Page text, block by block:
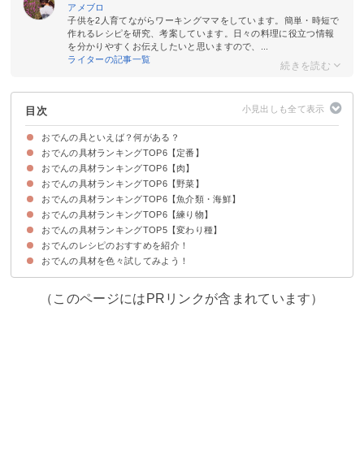
アメブロ
子供を2人育てながらワーキングママをしています。簡単・時短で
作れるレシピを研究、考案しています。日々の料理に役立つ情報
を分かりやすくお伝えしたいと思いますので、...
ライターの記事一覧
目次
おでんの具といえば？何がある？
おでんの具ランキングを関東・関西で比べてみよう
おでんの具材ランキングTOP6【定番】
6位：しらたき
5位：ちくわ
4位：こんにゃく
3位：餅入り巾着
2位：ゆで卵
1位：大根
おでんの具材ランキングTOP6【肉】
6位：豚足
5位：豚バラ
4位：手羽先
3位：ロールキャベツ
2位：ウインナー
1位：牛すじ串
おでんの具材ランキングTOP6【野菜】
6位：にんじん
5位：しいたけ
4位：トマト
3位：里芋
2位：昆布
1位：じゃがいも
おでんの具材ランキングTOP6【魚介類・海鮮】
6位：ぶり
5位：ホタテ
4位：あさり
3位：いか
2位：かに
1位：たこ
おでんの具材ランキングTOP6【練り物】
6位：ごぼう巻き
5位：ちくわぶ
4位：つみれ
3位：がんもどき
2位：さつま揚げ
1位：はんぺん
おでんの具材ランキングTOP5【変わり種】
6位：馬すじ
5位：春菊
4位：スパム
3位：玉ねぎ
2位：シュウマイ
1位：だし巻き卵
おでんのレシピのおすすめを紹介！
材料
作り方・手順
おでんの具材を色々試してみよう！
（このページにはPRリンクが含まれています）